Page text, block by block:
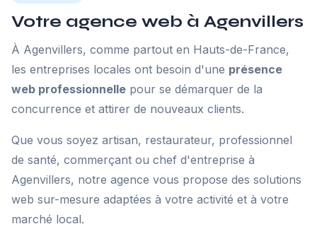
Votre agence web à Agenvillers
À Agenvillers, comme partout en Hauts-de-France,
les entreprises locales ont besoin d'une présence
web professionnelle pour se démarquer de la
concurrence et attirer de nouveaux clients.
Que vous soyez artisan, restaurateur, professionnel
de santé, commerçant ou chef d'entreprise à
Agenvillers, notre agence vous propose des solutions
web sur-mesure adaptées à votre activité et à votre
marché local.